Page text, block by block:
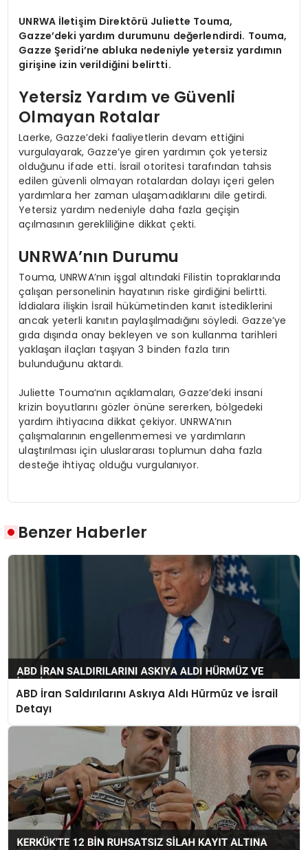
UNRWA İletişim Direktörü Juliette Touma,
Gazze’deki yardım durumunu değerlendirdi. Touma,
Gazze Şeridi’ne abluka nedeniyle yetersiz yardımın
girişine izin verildiğini belirtti.
Yetersiz Yardım ve Güvenli
Olmayan Rotalar
Laerke, Gazze’deki faaliyetlerin devam ettiğini
vurgulayarak, Gazze’ye giren yardımın çok yetersiz
olduğunu ifade etti. İsrail otoritesi tarafından tahsis
edilen güvenli olmayan rotalardan dolayı içeri gelen
yardımlara her zaman ulaşamadıklarını dile getirdi.
Yetersiz yardım nedeniyle daha fazla geçişin
açılmasının gerekliliğine dikkat çekti.
UNRWA’nın Durumu
Touma, UNRWA’nın işgal altındaki Filistin topraklarında
çalışan personelinin hayatının riske girdiğini belirtti.
İddialara ilişkin İsrail hükümetinden kanıt istediklerini
ancak yeterli kanıtın paylaşılmadığını söyledi. Gazze’ye
gıda dışında onay bekleyen ve son kullanma tarihleri
yaklaşan ilaçları taşıyan 3 binden fazla tırın
bulunduğunu aktardı.
Juliette Touma’nın açıklamaları, Gazze’deki insani
krizin boyutlarını gözler önüne sererken, bölgedeki
yardım ihtiyacına dikkat çekiyor. UNRWA’nın
çalışmalarının engellenmemesi ve yardımların
ulaştırılması için uluslararası toplumun daha fazla
desteğe ihtiyaç olduğu vurgulanıyor.
Benzer Haberler
ABD İran Saldırılarını Askıya Aldı Hürmüz ve İsrail
Detayı